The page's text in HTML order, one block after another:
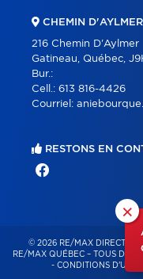
×
CHEMIN D'AYLMER
216 Chemin D'Aylmer
Gatineau, Québec,
Bur.:
Cell.: 613 816-4426
Courriel:
RESTONS EN
© 2026 RE/MAX DIRECT –
RE/MAX QUÉBEC – TOUS
- CONDITIONS